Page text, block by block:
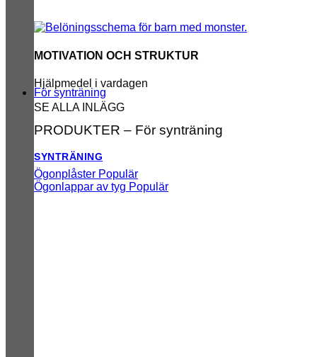
MOTIVATION OCH STRUKTUR
Hjälpmedel i vardagen
SE ALLA INLÄGG
För synträning
PRODUKTER – För synträning
SYNTRÄNING
Ögonplåster
Ögonlappar av tyg